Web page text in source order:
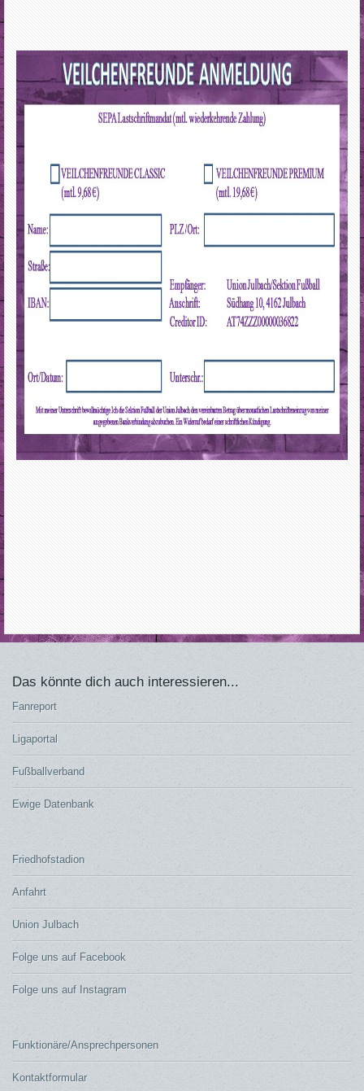
Das könnte dich auch interessieren...
Fanreport
Ligaportal
Fußballverband
Ewige Datenbank
Friedhofstadion
Anfahrt
Union Julbach
Folge uns auf Facebook
Folge uns auf Instagram
Funktionäre/Ansprechpersonen
Kontaktformular